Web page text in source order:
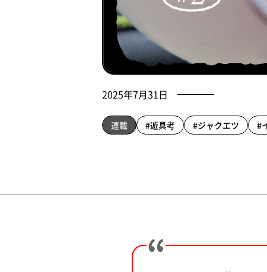
2025年7月31日
連載 #遊具考 #ジャクエツ #